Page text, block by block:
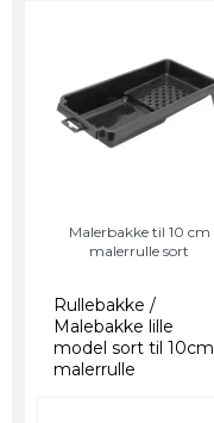
Malerbakke til 10 cm
malerrulle sort
Rullebakke /
Malebakke lille
model sort til 10cm
malerrulle